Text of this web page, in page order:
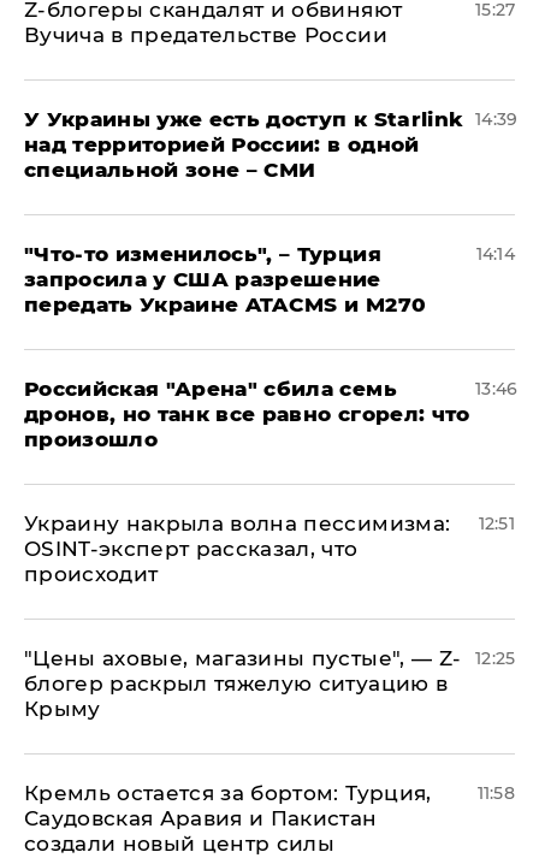
Z-блогеры скандалят и обвиняют
Вучича в предательстве России
15:27
У Украины уже есть доступ к Starlink
над территорией России: в одной
специальной зоне – СМИ
14:39
​"Что-то изменилось", – Турция
запросила у США разрешение
передать Украине ATACMS и M270
14:14
​Российская "Арена" сбила семь
дронов, но танк все равно сгорел: что
произошло
13:46
​Украину накрыла волна пессимизма:
OSINT-эксперт рассказал, что
происходит
12:51
​"Цены аховые, магазины пустые", — Z-
блогер раскрыл тяжелую ситуацию в
Крыму
12:25
​Кремль остается за бортом: Турция,
Саудовская Аравия и Пакистан
создали новый центр силы
11:58